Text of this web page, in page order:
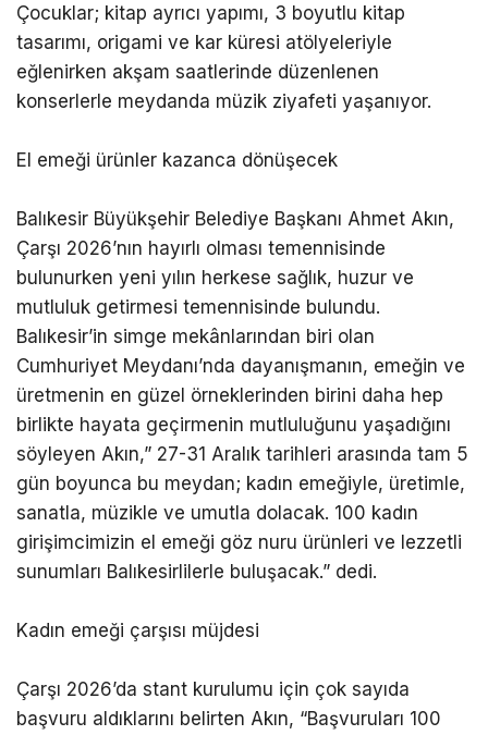
Çocuklar; kitap ayrıcı yapımı, 3 boyutlu kitap
tasarımı, origami ve kar küresi atölyeleriyle
eğlenirken akşam saatlerinde düzenlenen
konserlerle meydanda müzik ziyafeti yaşanıyor.
El emeği ürünler kazanca dönüşecek
Balıkesir Büyükşehir Belediye Başkanı Ahmet Akın,
Çarşı 2026’nın hayırlı olması temennisinde
bulunurken yeni yılın herkese sağlık, huzur ve
mutluluk getirmesi temennisinde bulundu.
Balıkesir’in simge mekânlarından biri olan
Cumhuriyet Meydanı’nda dayanışmanın, emeğin ve
üretmenin en güzel örneklerinden birini daha hep
birlikte hayata geçirmenin mutluluğunu yaşadığını
söyleyen Akın,” 27-31 Aralık tarihleri arasında tam 5
gün boyunca bu meydan; kadın emeğiyle, üretimle,
sanatla, müzikle ve umutla dolacak. 100 kadın
girişimcimizin el emeği göz nuru ürünleri ve lezzetli
sunumları Balıkesirlilerle buluşacak.” dedi.
Kadın emeği çarşısı müjdesi
Çarşı 2026’da stant kurulumu için çok sayıda
başvuru aldıklarını belirten Akın, “Başvuruları 100